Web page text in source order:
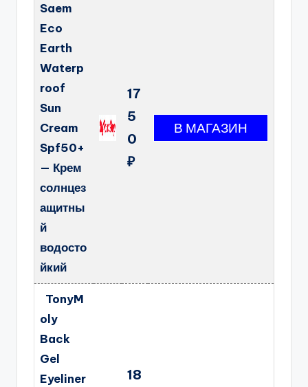
Saem
Eco
Earth
Waterp
roof
Sun
Cream
Spf50+
— Крем
солнцез
ащитны
й
водосто
йкий
17
5
0
₽
TonyM
oly
Back
Gel
Eyeliner
18